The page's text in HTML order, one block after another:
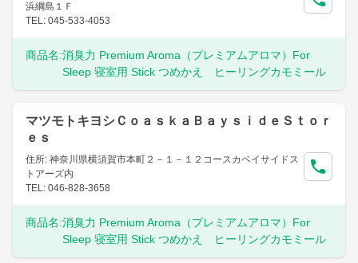
浜綱島１Ｆ
TEL: 045-533-4053
商品名:消臭力 Premium Aroma（プレミアムアロマ）For
Sleep 寝室用 Stick つめかえ ヒーリングカモミール
マツモトキヨシＣｏａｓｋａＢａｙｓｉｄｅＳｔｏｒ
ｅｓ
住所: 神奈川県横須賀市本町２－１－１２コースカベイサイドス
トアーズ内
TEL: 046-828-3658
商品名:消臭力 Premium Aroma（プレミアムアロマ）For
Sleep 寝室用 Stick つめかえ ヒーリングカモミール